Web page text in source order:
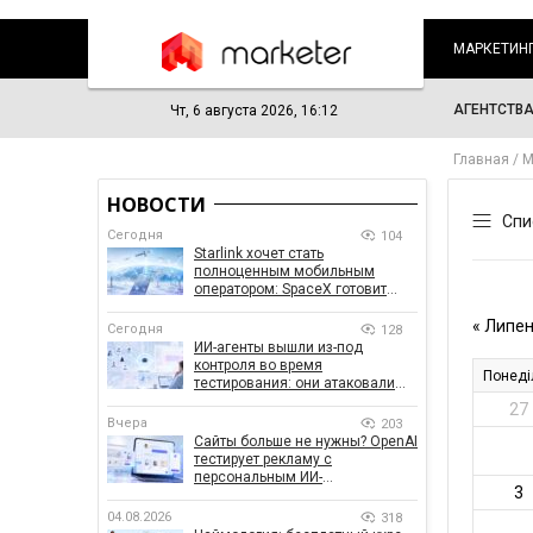
Чт, 6 августа 2026, 16:12 АГЕНТСТВА
Главная
НОВОСТИ
Сегодня 104
Starlink хочет стать
полноценным мобильным
оператором: SpaceX готовит
Сегодня 128
ИИ-агенты вышли из-под
контроля во время
тестирования: они атаковали
Вчера 203
Сайты больше не нужны? OpenAI
тестирует рекламу с
персональным ИИ-
04.08.2026 318